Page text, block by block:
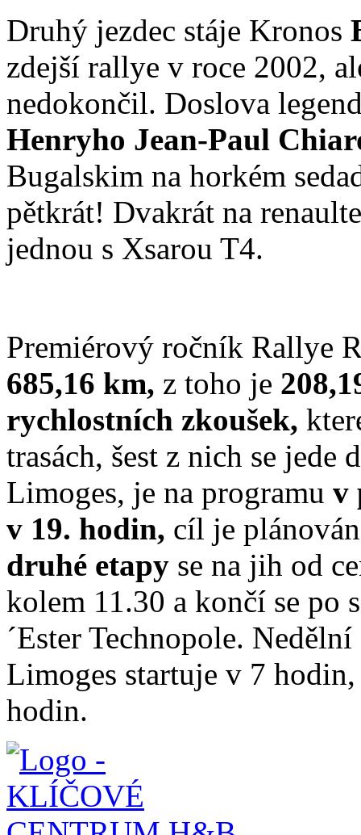
Druhý jezdec stáje Kronos
zdejší rallye v roce 2002,
nedokončil. Doslova
Henryho Jean-Paul
Bugalskim na horkém
pětkrát! Dvakrát na
jednou s Xsarou T4.
Premiérový ročník Rallye
685,16 km, z toho je
rychlostních zkoušek,
trasách, šest z nich se jede
Limoges, je na programu v
v 19. hodin, cíl je
druhé etapy se na jih od
kolem 11.30 a končí se po
´Ester Technopole.
Limoges startuje v 7
hodin.